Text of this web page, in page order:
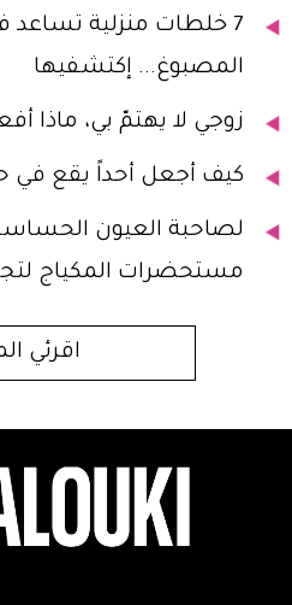
7 خلطات منزلية
المصبوغ... إكتشفيها
زوجي لا يهتمّ بي، ماذا
كيف أجعل أحداً يقع في
لصاحبة العيون
مستحضرات المكياج
اقرئي